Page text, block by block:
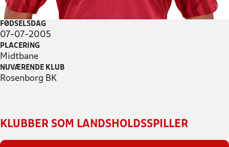
FØDSELSDAG
07-07-2005
PLACERING
Midtbane
NUVÆRENDE KLUB
Rosenborg BK
KLUBBER SOM LANDSHOLDSSPILLER